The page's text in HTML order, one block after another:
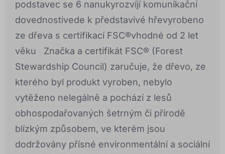
podstavec se 6 nanukyrozvíjí komunikační
dovednostivede k představivé hřevyrobeno
ze dřeva s certifikací FSC®vhodné od 2 let
věku Značka a certifikát FSC® (Forest
Stewardship Council) zaručuje, že dřevo, ze
kterého byl produkt vyroben, nebylo
vytěženo nelegálně a pochází z lesů
obhospodařovaných šetrným či přírodě
blízkým způsobem, ve kterém jsou
dodržovány přísné environmentální a sociální